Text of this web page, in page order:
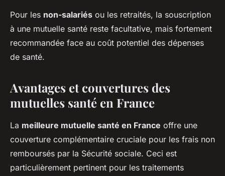
Pour les non-salariés ou les retraités, la souscription
à une mutuelle santé reste facultative, mais fortement
recommandée face au coût potentiel des dépenses
de santé.
Avantages et couvertures des
mutuelles santé en France
La meilleure mutuelle santé en France offre une
couverture complémentaire cruciale pour les frais non
remboursés par la Sécurité sociale. Ceci est
particulièrement pertinent pour les traitements